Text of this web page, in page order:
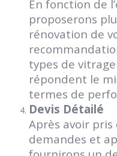
En fonction de
proposerons
rénovation de
types de
répondent le
termes de
Devis Détailé
Après avoir
demandes et